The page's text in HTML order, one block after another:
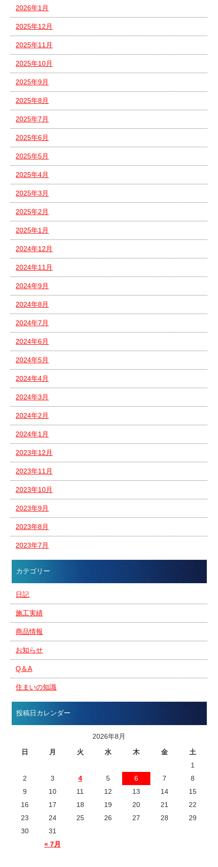
2026年1月
2025年12月
2025年11月
2025年10月
2025年9月
2025年8月
2025年7月
2025年6月
2025年5月
2025年4月
2025年3月
2025年2月
2025年1月
2024年12月
2024年11月
2024年9月
2024年8月
2024年7月
2024年6月
2024年5月
2024年4月
2024年3月
2024年2月
2024年1月
2023年12月
2023年11月
2023年10月
2023年9月
2023年8月
2023年7月
カテゴリー
日記
施工実績
商品情報
お知らせ
Q＆A
住まいの知識
投稿日カレンダー
2026年8月
日
月 火 水 木 金 土
« 7月
1
2
3 4 5 6 7
8
9
10 11 12 13 14
15
16
17 18 19 20 21
22
23
24 25 26 27 28
29
30
31